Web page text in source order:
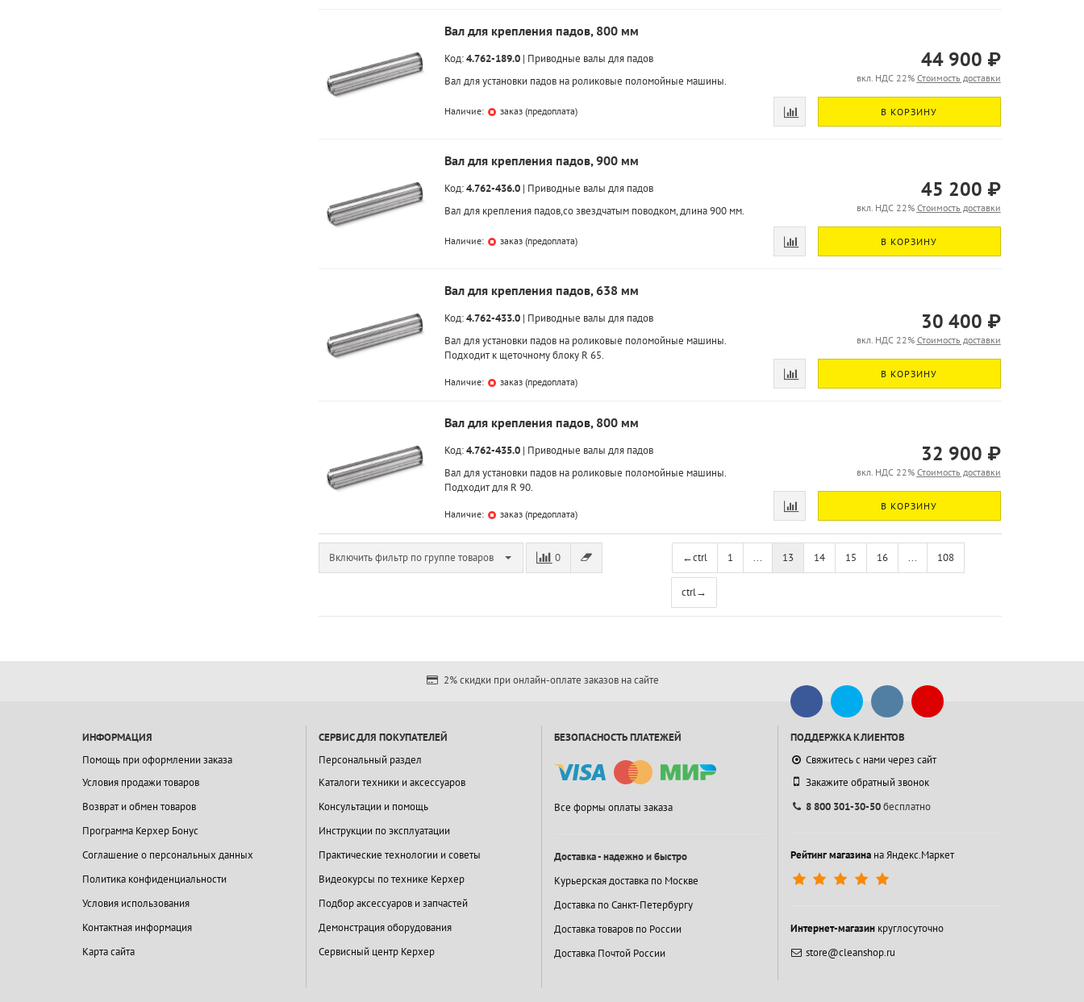
Вал для крепления падов, 800 мм
Код:4.762-189.0| Приводные валы для падов
Вал для установки падов на роликовые поломойные машины.
Наличие: заказ (предоплата)
44 900 ₽
вкл. НДС 22% Стоимость доставки
В КОРЗИНУ
Вал для крепления падов, 900 мм
Код:4.762-436.0| Приводные валы для падов
Вал для крепления падов,со звездчатым поводком, длина 900 мм.
Наличие: заказ (предоплата)
45 200 ₽
вкл. НДС 22% Стоимость доставки
В КОРЗИНУ
Вал для крепления падов, 638 мм
Код:4.762-433.0| Приводные валы для падов
Вал для установки падов на роликовые поломойные машины.
Подходит к щеточному блоку R 65.
Наличие: заказ (предоплата)
30 400 ₽
вкл. НДС 22% Стоимость доставки
В КОРЗИНУ
Вал для крепления падов, 800 мм
Код:4.762-435.0| Приводные валы для падов
Вал для установки падов на роликовые поломойные машины.
Подходит для R 90.
Наличие: заказ (предоплата)
32 900 ₽
вкл. НДС 22% Стоимость доставки
В КОРЗИНУ
Включить фильтр по группе товаров 0 ←ctrl 1 ... 13 14 15 16 ... 108
ctrl→
2% скидки при онлайн-оплате заказов на сайте
ИНФОРМАЦИЯ
Помощь при оформлении заказа
Условия продажи товаров
Возврат и обмен товаров
Программа Керхер Бонус
Соглашение о персональных данных
Политика конфиденциальности
Условия использования
Контактная информация
Карта сайта
СЕРВИС ДЛЯ ПОКУПАТЕЛЕЙ
Персональный раздел
Каталоги техники и аксессуаров
Консультации и помощь
Инструкции по эксплуатации
Практические технологии и советы
Видеокурсы по технике Керхер
Подбор аксессуаров и запчастей
Демонстрация оборудования
Сервисный центр Керхер
БЕЗОПАСНОСТЬ ПЛАТЕЖЕЙ
Все формы оплаты заказа
Доставка - надежно и быстро
Курьерская доставка по Москве
Доставка по Санкт-Петербургу
Доставка товаров по России
Доставка Почтой России
ПОДДЕРЖКА КЛИЕНТОВ
Свяжитесь с нами через сайт
Закажите обратный звонок
8 800 301-30-50бесплатно
Рейтинг магазинана Яндекс.Маркет
Интернет-магазинкруглосуточно
store@cleanshop.ru